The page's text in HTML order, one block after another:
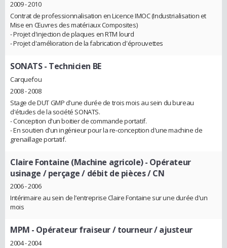
2009 - 2010
Contrat de professionnalisation en Licence IMOC (Industrialisation et
Mise en Œuvres des matériaux Composites)
- Projet d'injection de plaques en RTM lourd
- Projet d'amélioration de la fabrication d'éprouvettes
SONATS- Technicien BE
Carquefou
2008 - 2008
Stage de DUT GMP d'une durée de trois mois au sein du bureau
d'études de la société SONATS.
- Conception d'un boitier de commande portatif.
- En soutien d'un ingénieur pour la re-conception d'une machine de
grenaillage portatif.
Claire Fontaine (Machine agricole)- Opérateur
usinage / perçage / débit de pièces / CN
2006 - 2006
Intérimaire au sein de l’entreprise Claire Fontaine sur une durée d'un
mois
MPM - Opérateur fraiseur / tourneur / ajusteur
2004 - 2004